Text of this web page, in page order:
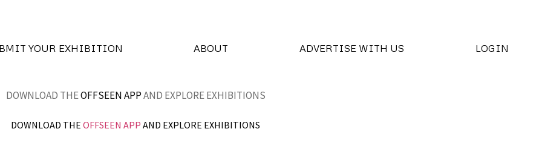
YOUR EXHIBITION ABOUT ADVERTISE WITH US LOGIN
DOWNLOAD THEOFFSEEN APPAND EXPLORE EXHIBITIONS
DOWNLOAD THE OFFSEEN APP AND EXPLORE EXHIBITIONS